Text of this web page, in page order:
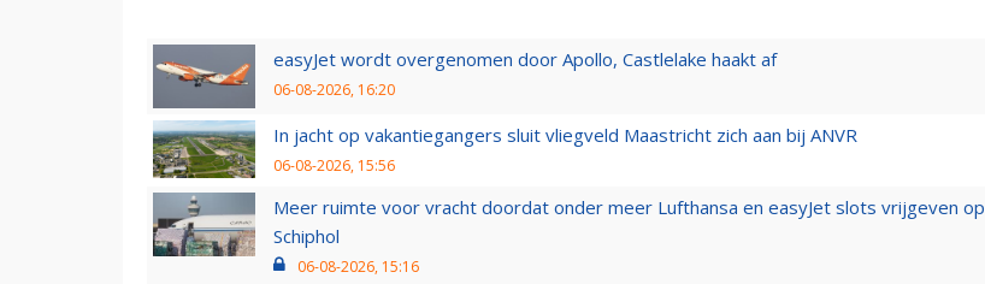
easyJet wordt overgenomen door Apollo, Castlelake haakt af
06-08-2026, 16:20
In jacht op vakantiegangers sluit vliegveld Maastricht zich aan bij ANVR
06-08-2026, 15:56
Meer ruimte voor vracht doordat onder meer Lufthansa en easyJet slots vrijgeven op
Schiphol
06-08-2026, 15:16